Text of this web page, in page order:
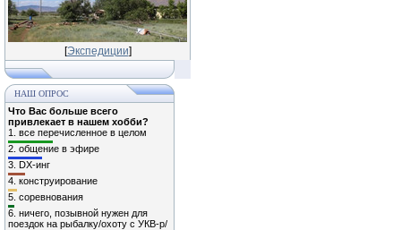
[Экспедиции]
НАШ ОПРОС
Что Вас больше всего
привлекает в нашем хобби?
1. все перечисленное в целом
2. общение в эфире
3. DX-инг
4. конструирование
5. соревнования
6. ничего, позывной нужен для
поездок на рыбалку/охоту с УКВ-р/